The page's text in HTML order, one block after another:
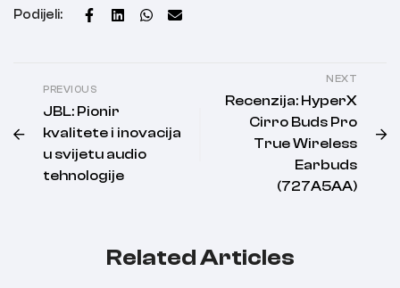
Podijeli:
PREVIOUS
JBL: Pionir
kvalitete i inovacija
u svijetu audio
tehnologije
NEXT
Recenzija: HyperX
Cirro Buds Pro
True Wireless
Earbuds
(727A5AA)
Related Articles